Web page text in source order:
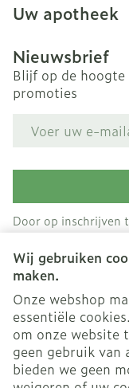
Wij gebruiken
maken.
Onze webshop
essentiële
om onze website
geen gebruik van
bieden we geen
Uw apotheek
Nieuwsbrief
Blijf op de
promoties
Door op inschrijven
nieuwsbrief en